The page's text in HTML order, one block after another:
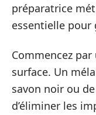
préparatrice
essentielle
Commencez
surface. Un
savon noir ou
d’éliminer les